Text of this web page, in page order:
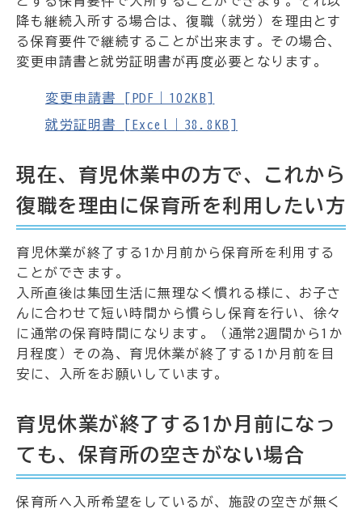
降も継続入所する場合は、復職（就労）を理由とす
る保育要件で継続することが出来ます。その場合、
変更申請書と就労証明書が再度必要となります。
変更申請書 [PDF｜102KB]
就労証明書 [Excel｜38.8KB]
現在、育児休業中の方で、これから
復職を理由に保育所を利用したい方
育児休業が終了する1か月前から保育所を利用する
ことができます。
入所直後は集団生活に無理なく慣れる様に、お子さ
んに合わせて短い時間から慣らし保育を行い、徐々
に通常の保育時間になります。（通常2週間から1か
月程度）その為、育児休業が終了する1か月前を目
安に、入所をお願いしています。
育児休業が終了する1か月前になっ
ても、保育所の空きがない場合
保育所へ入所希望をしているが、施設の空きが無く